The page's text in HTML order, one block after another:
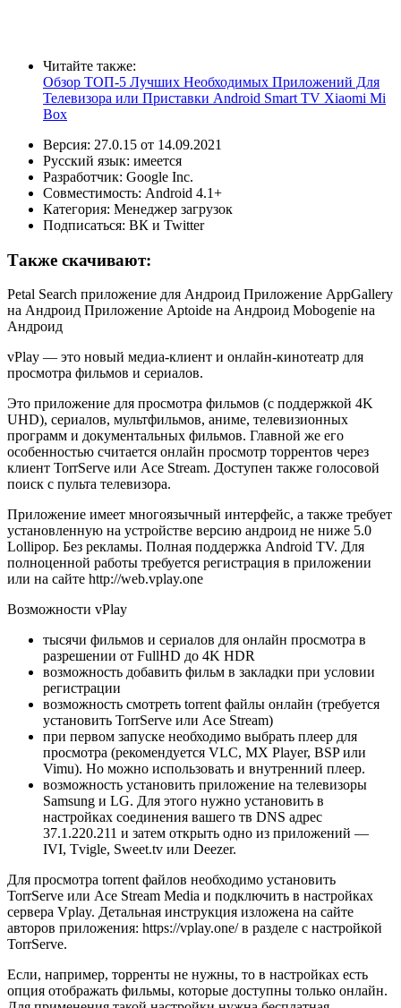
Читайте также:
Обзор ТОП-5 Лучших Необходимых Приложений Для
Телевизора или Приставки Android Smart TV Xiaomi Mi
Box
Версия: 27.0.15 от 14.09.2021
Русский язык: имеется
Разработчик: Google Inc.
Совместимость: Android 4.1+
Категория: Менеджер загрузок
Подписаться: ВК и Twitter
Также скачивают:
Petal Search приложение для Андроид Приложение AppGallery
на Андроид Приложение Aptoide на Андроид Mobogenie на
Андроид
vPlay — это новый медиа-клиент и онлайн-кинотеатр для
просмотра фильмов и сериалов.
Это приложение для просмотра фильмов (с поддержкой 4K
UHD), сериалов, мультфильмов, аниме, телевизионных
программ и документальных фильмов. Главной же его
особенностью считается онлайн просмотр торрентов через
клиент TorrServe или Ace Stream. Доступен также голосовой
поиск с пульта телевизора.
Приложение имеет многоязычный интерфейс, а также требует
установленную на устройстве версию андроид не ниже 5.0
Lollipop. Без рекламы. Полная поддержка Android TV. Для
полноценной работы требуется регистрация в приложении
или на сайте http://web.vplay.one
Возможности vPlay
тысячи фильмов и сериалов для онлайн просмотра в
разрешении от FullHD до 4K HDR
возможность добавить фильм в закладки при условии
регистрации
возможность смотреть torrent файлы онлайн (требуется
установить TorrServe или Ace Stream)
при первом запуске необходимо выбрать плеер для
просмотра (рекомендуется VLC, MX Player, BSP или
Vimu). Но можно использовать и внутренний плеер.
возможность установить приложение на телевизоры
Samsung и LG. Для этого нужно установить в
настройках соединения вашего тв DNS адрес
37.1.220.211 и затем открыть одно из приложений —
IVI, Tvigle, Sweet.tv или Deezer.
Для просмотра torrent файлов необходимо установить
TorrServe или Ace Stream Media и подключить в настройках
сервера Vplay. Детальная инструкция изложена на сайте
авторов приложения: https://vplay.one/ в разделе с настройкой
TorrServe.
Если, например, торренты не нужны, то в настройках есть
опция отображать фильмы, которые доступны только онлайн.